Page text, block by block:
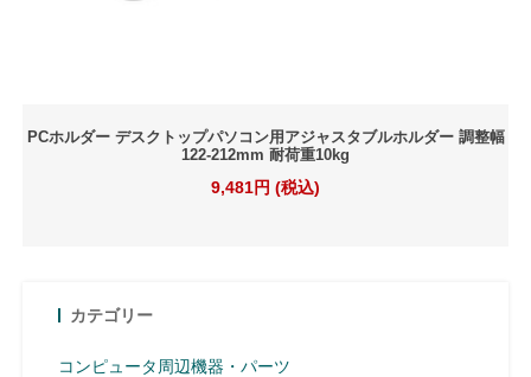
PCホルダー デスクトップパソコン用アジャスタブルホルダー 調整幅
122-212mm 耐荷重10kg
9,481円 (税込)
カテゴリー
コンピュータ周辺機器・パーツ